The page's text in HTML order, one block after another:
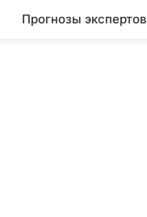
Прогнозы экспертов